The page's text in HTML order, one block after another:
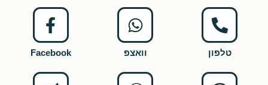
טלפון וואצפ Facebook